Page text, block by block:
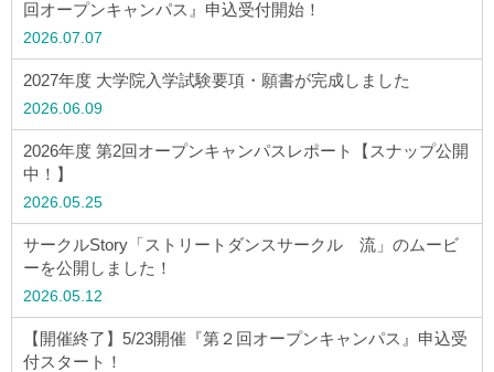
サイトマップ
入試情報
入試イベント
キャンパスライフ
就職・キャリア
ウェブマガジン
回オープンキャンパス』申込受付開始！
2026.07.07
2027年度 大学院入学試験要項・願書が完成しました
2026.06.09
2026年度 第2回オープンキャンパスレポート【スナップ公開
中！】
2026.05.25
サークルStory「ストリートダンスサークル 流」のムービ
ーを公開しました！
2026.05.12
【開催終了】5/23開催『第２回オープンキャンパス』申込受
付スタート！